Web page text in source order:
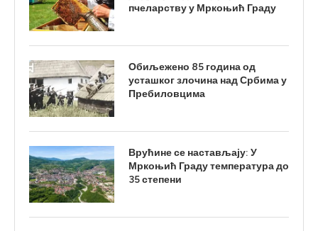
пчеларству у Мркоњић Граду
Обиљежено 85 година од
усташког злочина над Србима у
Пребиловцима
Врућине се настављају: У
Мркоњић Граду температура до
35 степени